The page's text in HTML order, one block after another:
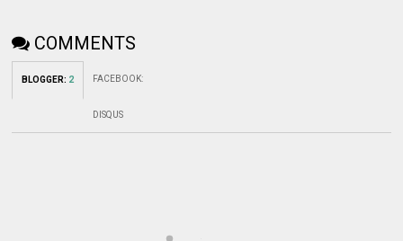
COMMENTS
BLOGGER: 2 FACEBOOK:
DISQUS